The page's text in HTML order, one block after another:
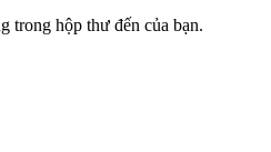
trong hộp thư đến của bạn.